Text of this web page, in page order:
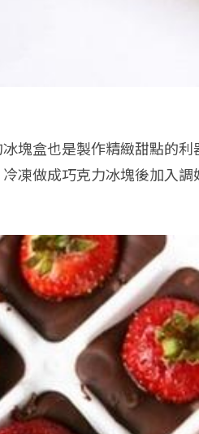
塊盒也是製作精緻甜點的
凍做成巧克力冰塊後加入